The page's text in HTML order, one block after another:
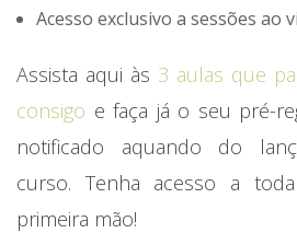
Acesso exclusivo a sessões ao
Assista aqui às 3 aulas que
consigo e faça já o seu pré-
notificado aquando do
curso. Tenha acesso a
primeira mão!